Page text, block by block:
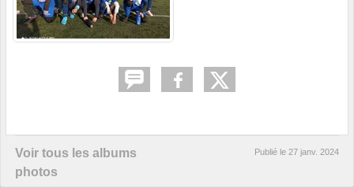
Voir tous les albums
photos
Publié le 27 janv. 2024